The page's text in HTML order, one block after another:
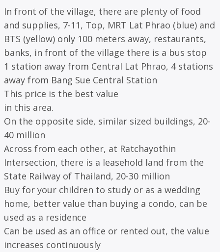
In front of the village, there are plenty of food
and supplies, 7-11, Top, MRT Lat Phrao (blue) and
BTS (yellow) only 100 meters away, restaurants,
banks, in front of the village there is a bus stop
1 station away from Central Lat Phrao, 4 stations
away from Bang Sue Central Station
This price is the best value
in this area.
On the opposite side, similar sized buildings, 20-
40 million
Across from each other, at Ratchayothin
Intersection, there is a leasehold land from the
State Railway of Thailand, 20-30 million
Buy for your children to study or as a wedding
home, better value than buying a condo, can be
used as a residence
Can be used as an office or rented out, the value
increases continuously